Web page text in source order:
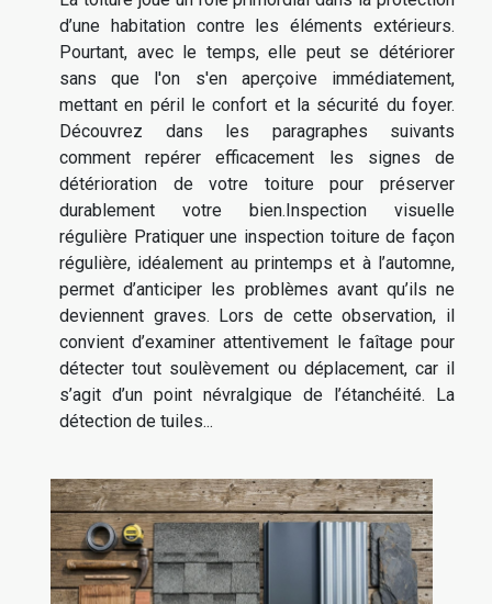
d’une habitation contre les éléments extérieurs.
Pourtant, avec le temps, elle peut se détériorer
sans que l'on s'en aperçoive immédiatement,
mettant en péril le confort et la sécurité du foyer.
Découvrez dans les paragraphes suivants
comment repérer efficacement les signes de
détérioration de votre toiture pour préserver
durablement votre bien.Inspection visuelle
régulière Pratiquer une inspection toiture de façon
régulière, idéalement au printemps et à l’automne,
permet d’anticiper les problèmes avant qu’ils ne
deviennent graves. Lors de cette observation, il
convient d’examiner attentivement le faîtage pour
détecter tout soulèvement ou déplacement, car il
s’agit d’un point névralgique de l’étanchéité. La
détection de tuiles...